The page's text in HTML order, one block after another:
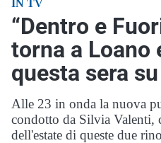
IN TV
“Dentro e
torna a Loano
questa sera
Alle 23 in onda la nuova
condotto da Silvia Valenti,
dell'estate di queste due